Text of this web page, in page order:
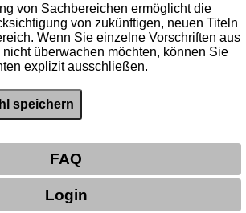
von Sachbereichen ermöglicht die
von zukünftigen, neuen Titeln
Wenn Sie einzelne Vorschriften aus
überwachen möchten, können Sie
explizit ausschließen.
FAQ
Login